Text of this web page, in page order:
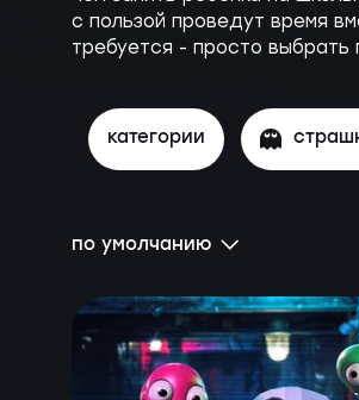
с пользой проведут время
требуется - просто выбрать
категории
по умолчанию